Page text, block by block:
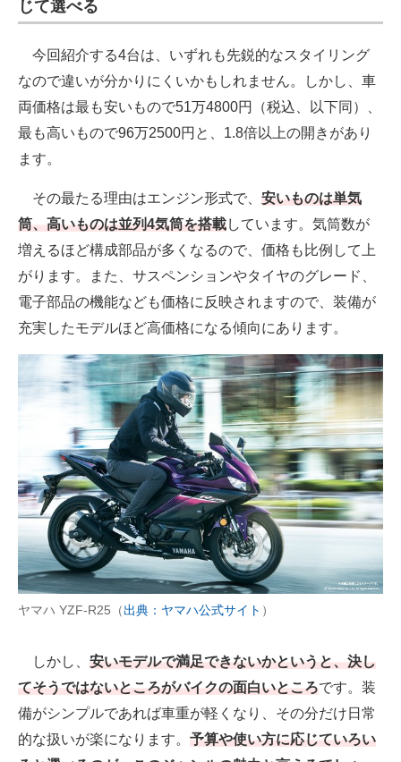
じて選べる
今回紹介する4台は、いずれも先鋭的なスタイリング
なので違いが分かりにくいかもしれません。しかし、車
両価格は最も安いもので51万4800円（税込、以下同）、
最も高いもので96万2500円と、1.8倍以上の開きがあり
ます。
その最たる理由はエンジン形式で、 安いものは単気
筒、高いものは並列4気筒を搭載しています。気筒数が
増えるほど構成部品が多くなるので、価格も比例して上
がります。また、サスペンションやタイヤのグレード、
電子部品の機能なども価格に反映されますので、装備が
充実したモデルほど高価格になる傾向にあります。
ヤマハ YZF-R25（出典：ヤマハ公式サイト ）
しかし、 安いモデルで満足できないかというと、決し
てそうではないところがバイクの面白いところです。装
備がシンプルであれば車重が軽くなり、その分だけ日常
的な扱いが楽になります。 予算や使い方に応じていろい